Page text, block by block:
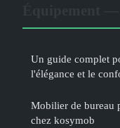
Un guide complet
l'élégance et le
Mobilier de bureau
chez kosymob